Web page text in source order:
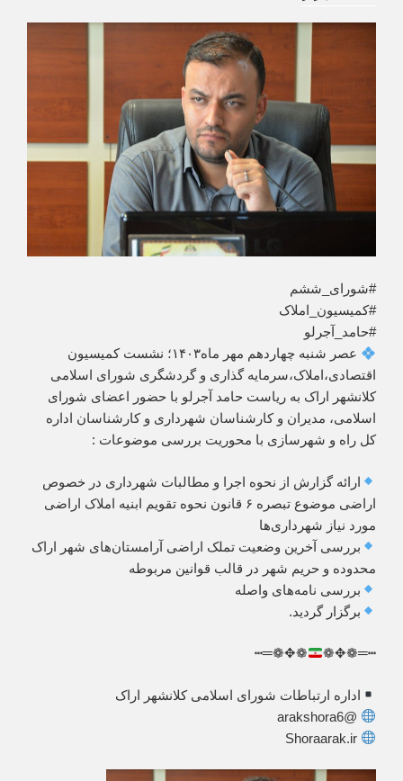
#شورای_ششم
#کمیسیون_املاک
#حامد_آجرلو
عصر شنبه چهاردهم مهر ماه۱۴۰۳؛ نشست کمیسیون
اقتصادی،املاک،سرمایه گذاری و گردشگری شورای اسلامی
کلانشهر اراک به ریاست حامد آجرلو با حضور اعضای شورای
اسلامی، مدیران و کارشناسان شهرداری و کارشناسان اداره
کل راه و شهرسازی با محوریت بررسی موضوعات :
ارائه گزارش از نحوه اجرا و مطالبات شهرداری در خصوص
اراضی موضوع تبصره ۶ قانون نحوه تقویم ابنیه املاک اراضی
مورد نیاز شهرداری‌ها
بررسی آخرین وضعیت تملک اراضی آرامستان‌های شهر اراک
محدوده و حریم شهر در قالب قوانین مربوطه
بررسی نامه‌های واصله
برگزار گردید.
┅═❁✥❁
❁✥❁═┅
اداره ارتباطات شورای اسلامی کلانشهر اراک
@arakshora6
Shoraarak.ir